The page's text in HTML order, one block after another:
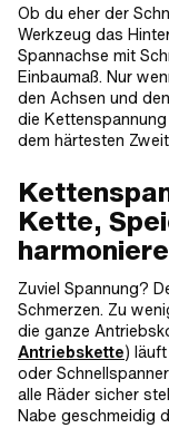
Ob du eher der
Werkzeug das
Spannachse mit
Einbaumaß. Nur
den Achsen und
die
dem härtesten
Kette,
Zuviel Spannung?
Schmerzen. Zu
die ganze
Antriebskette)
oder
alle Räder sicher
Nabe geschmeidig